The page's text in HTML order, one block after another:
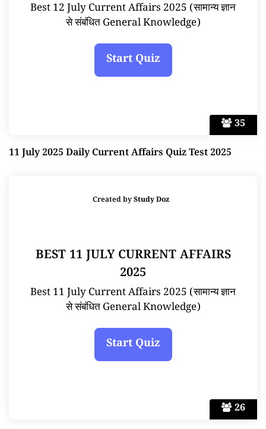
35
Best 12 July Current Affairs 2025 (सामान्य ज्ञान
से संबंधित General Knowledge)
11 July 2025 Daily Current Affairs Quiz Test 2025
26
Created byStudy Doz
BEST 11 JULY CURRENT AFFAIRS
2025
Best 11 July Current Affairs 2025 (सामान्य ज्ञान
से संबंधित General Knowledge)